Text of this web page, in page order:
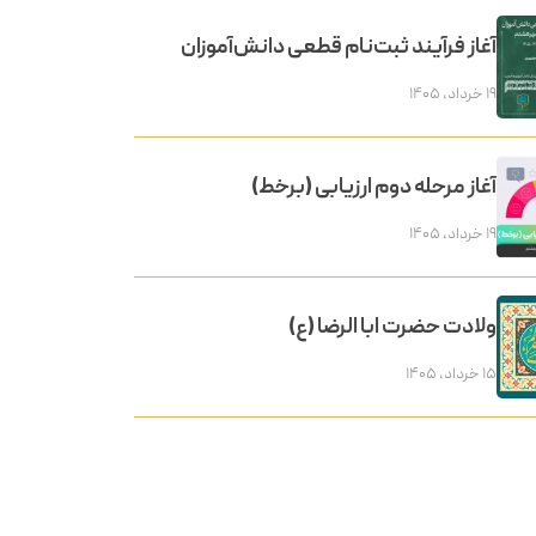
آغاز فرآیند ثبت‌نام قطعی دانش‌آموزان
۱۹ خرداد, ۱۴۰۵
آغاز مرحله دوم ارزیابی (برخط)
۱۹ خرداد, ۱۴۰۵
ولادت حضرت ابا الرضا (ع)
۱۵ خرداد, ۱۴۰۵